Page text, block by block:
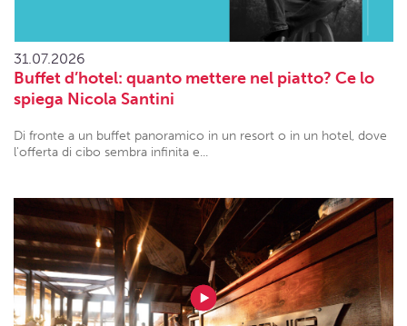
31.07.2026
Buffet d’hotel: quanto mettere nel piatto? Ce lo
spiega Nicola Santini
Di fronte a un buffet panoramico in un resort o in un hotel, dove
l'offerta di cibo sembra infinita e...